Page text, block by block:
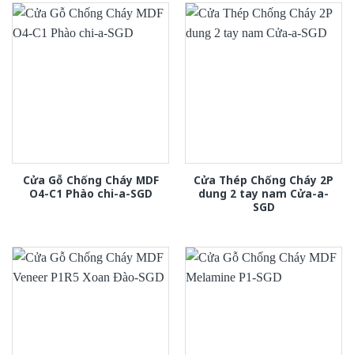
Cửa Gỗ Chống Cháy MDF
O4-C1 Phào chi-a-SGD
Cửa Thép Chống Cháy 2P
dung 2 tay nam Cửa-a-
SGD